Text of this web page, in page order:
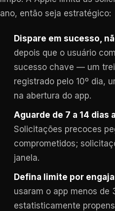
ano, então seja estratégico:
Dispare em sucesso,
depois que o usuário
sucesso chave — um
registrado pelo 10º dia,
na abertura do app.
Aguarde de 7 a 14 dias
Solicitações precoces
comprometidos;
janela.
Defina limite por
usaram o app menos de
estatisticamente